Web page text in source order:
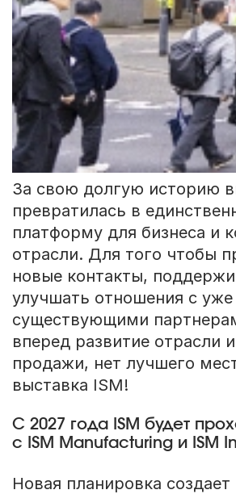
За свою долгую историю
превратилась в
платформу для бизнеса и
отрасли. Для того чтобы
новые контакты,
улучшать отношения с уже
существующими
вперед развитие отрасли
продажи, нет лучшего
выставка ISM!
С 2027 года ISM будет
с ISM Manufacturing и ISM
Новая планировка создает